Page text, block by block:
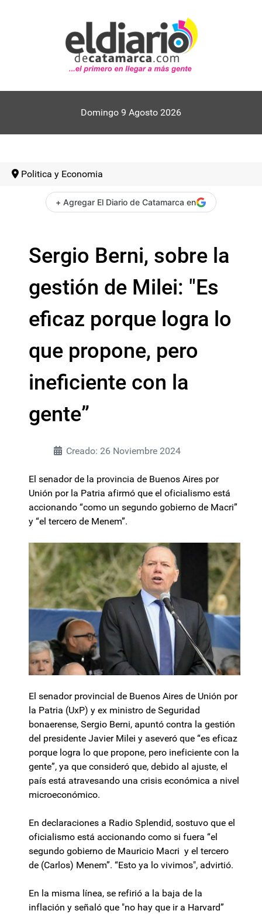
Domingo 9 Agosto 2026
Politica y Economia
+ Agregar El Diario de Catamarca en
Sergio Berni, sobre la
gestión de Milei: "Es
eficaz porque logra lo
que propone, pero
ineficiente con la
gente”
Creado: 26 Noviembre 2024
El senador de la provincia de Buenos Aires por
Unión por la Patria afirmó que el oficialismo está
accionando “como un segundo gobierno de Macri”
y “el tercero de Menem”.
El senador provincial de Buenos Aires de Unión por
la Patria (UxP) y ex ministro de Seguridad
bonaerense, Sergio Berni, apuntó contra la gestión
del presidente Javier Milei y aseveró que “es eficaz
porque logra lo que propone, pero ineficiente con la
gente”, ya que consideró que, debido al ajuste, el
país está atravesando una crisis económica a nivel
microeconómico.
En declaraciones a Radio Splendid, sostuvo que el
oficialismo está accionando como si fuera “el
segundo gobierno de Mauricio Macri y el tercero
de (Carlos) Menem”. “Esto ya lo vivimos", advirtió.
En la misma línea, se refirió a la baja de la
inflación y señaló que "no hay que ir a Harvard”